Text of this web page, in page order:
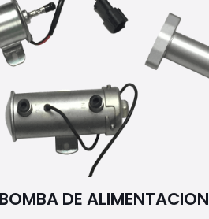
DE ALIMENTACION